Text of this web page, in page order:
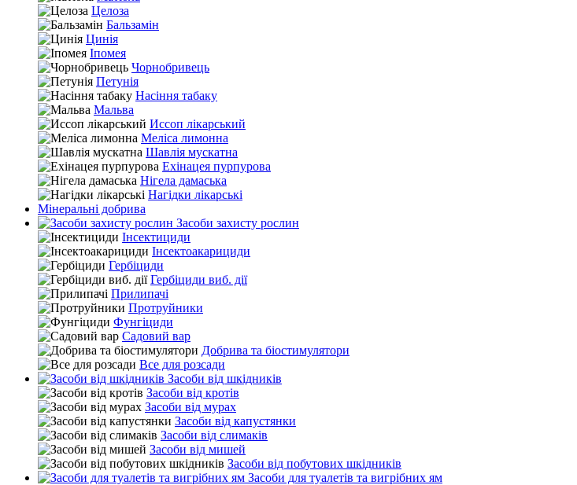
Целоза
Бальзамін
Цинія
Іпомея
Чорнобривець
Петунія
Насіння табаку
Мальва
Иссоп лікарський
Меліса лимонна
Шавлія мускатна
Ехінацея пурпурова
Нігела дамаська
Нагідки лікарські
Мінеральні добрива
Засоби захисту рослин
Інсектициди
Інсектоакарициди
Гербіциди
Гербіциди виб. дії
Прилипачі
Протруйники
Фунгіциди
Садовий вар
Добрива та біостимулятори
Все для розсади
Засоби від шкідників
Засоби від кротів
Засоби від мурах
Засоби від капустянки
Засоби від слимаків
Засоби від мишей
Засоби від побутових шкідників
Засоби для туалетів та вигрібних ям